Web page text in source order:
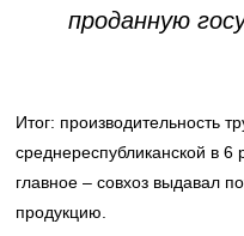
проданную
Итог: производительность
среднереспубликанской в
главное – совхоз выдавал
продукцию.